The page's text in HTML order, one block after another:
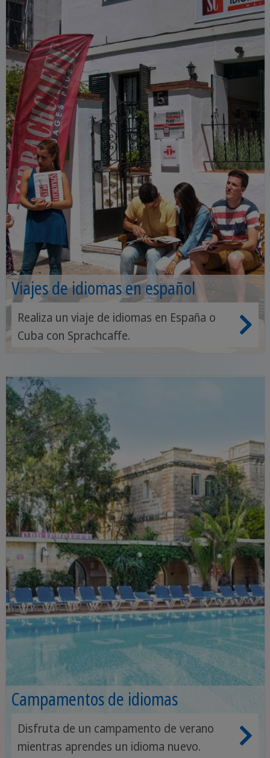
Viajes de idiomas en español
Realiza un viaje de idiomas en España o
Cuba con Sprachcaffe.
Campamentos de idiomas
Disfruta de un campamento de verano
mientras aprendes un idioma nuevo.